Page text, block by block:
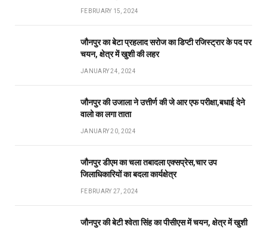
FEBRUARY 15, 2024
जौनपुर का बेटा प्रहलाद सरोज का डिप्टी रजिस्ट्रार के पद पर
चयन, क्षेत्र में खुशी की लहर
JANUARY 24, 2024
जौनपुर की उजाला ने उत्तीर्ण की जे आर एफ परीक्षा,बधाई देने
वालो का लगा ताता
JANUARY 20, 2024
जौनपुर डीएम का चला तबादला एक्सप्रेस,चार उप
जिलाधिकारियों का बदला कार्यक्षेत्र
FEBRUARY 27, 2024
जौनपुर की बेटी श्वेता सिंह का पीसीएस में चयन, क्षेत्र में खुशी